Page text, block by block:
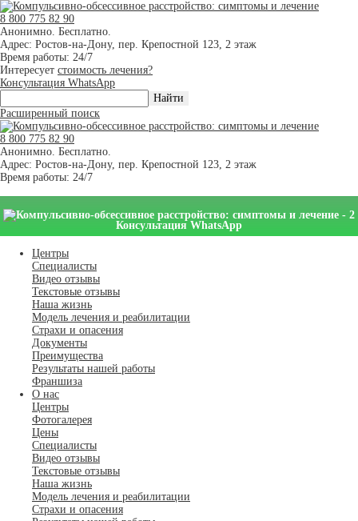
8 800 775 82 90
Анонимно. Бесплатно.
Адрес: Ростов-на-Дону, пер. Крепостной 123, 2 этаж
Время работы: 24/7
Интересует стоимость лечения?
Консультация WhatsApp
Расширенный поиск
8 800 775 82 90
Анонимно. Бесплатно.
Адрес: Ростов-на-Дону, пер. Крепостной 123, 2 этаж
Время работы: 24/7
Консультация WhatsApp
Центры
Специалисты
Видео отзывы
Текстовые отзывы
Наша жизнь
Модель лечения и реабилитации
Страхи и опасения
Документы
Преимущества
Результаты нашей работы
Франшиза
О нас
Центры
Фотогалерея
Цены
Специалисты
Видео отзывы
Текстовые отзывы
Наша жизнь
Модель лечения и реабилитации
Страхи и опасения